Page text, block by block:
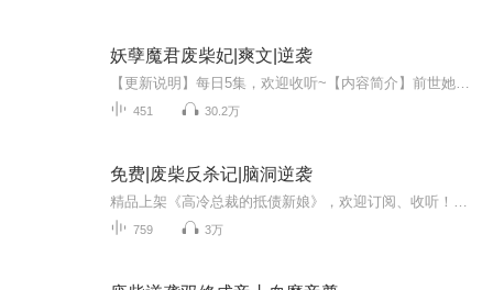
妖孽魔君废柴妃|爽文|逆袭
451 30.2万
免费|废柴反杀记|脑洞逆袭
759 3万